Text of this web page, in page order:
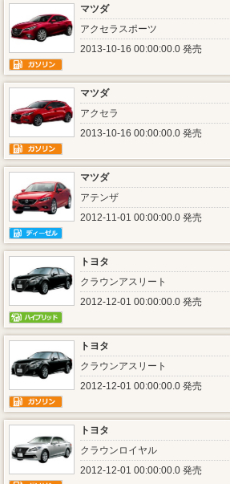
マツダ
アクセラスポーツ
2013-10-16 00:00:00.0 発売
マツダ
アクセラ
2013-10-16 00:00:00.0 発売
マツダ
アテンザ
2012-11-01 00:00:00.0 発売
トヨタ
クラウンアスリート
2012-12-01 00:00:00.0 発売
トヨタ
クラウンアスリート
2012-12-01 00:00:00.0 発売
トヨタ
クラウンロイヤル
2012-12-01 00:00:00.0 発売